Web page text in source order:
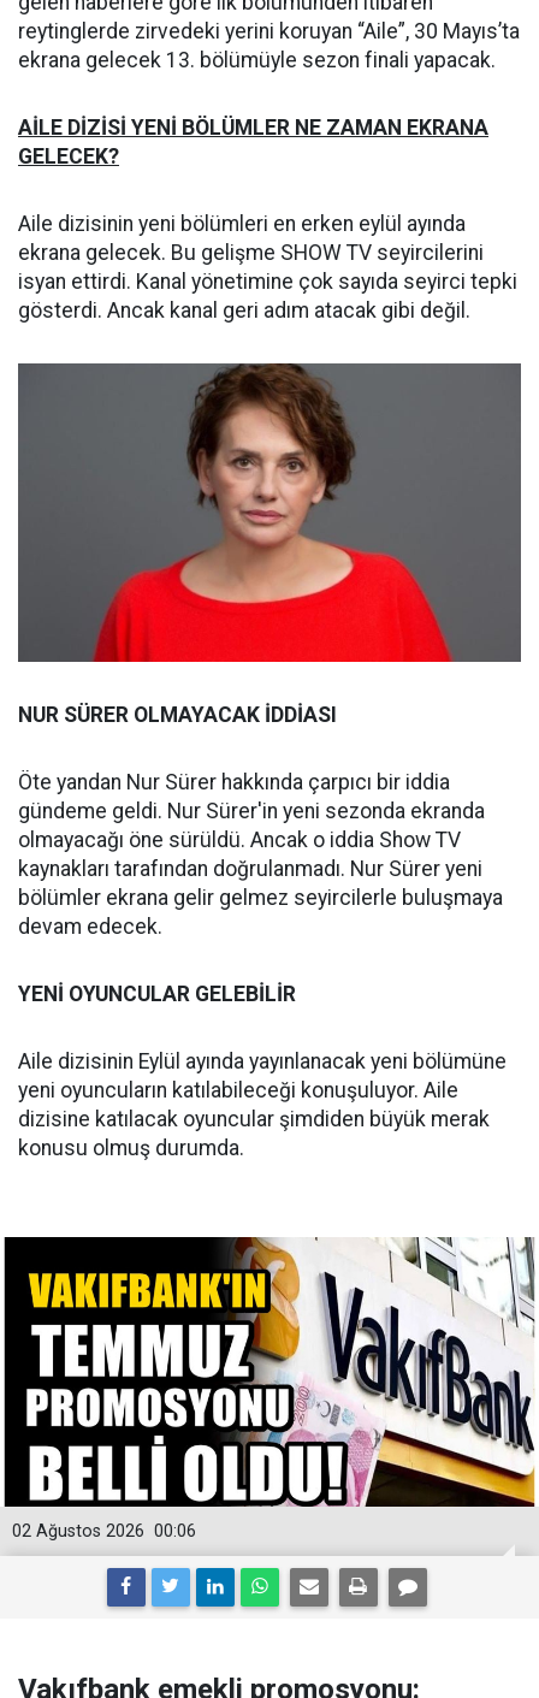
reytinglerde zirvedeki yerini koruyan “Aile”, 30 Mayıs’ta
ekrana gelecek 13. bölümüyle sezon finali yapacak.
AİLE DİZİSİ YENİ BÖLÜMLER NE ZAMAN EKRANA
GELECEK?
Aile dizisinin yeni bölümleri en erken eylül ayında
ekrana gelecek. Bu gelişme SHOW TV seyircilerini
isyan ettirdi. Kanal yönetimine çok sayıda seyirci tepki
gösterdi. Ancak kanal geri adım atacak gibi değil.
NUR SÜRER OLMAYACAK İDDİASI
Öte yandan Nur Sürer hakkında çarpıcı bir iddia
gündeme geldi. Nur Sürer'in yeni sezonda ekranda
olmayacağı öne sürüldü. Ancak o iddia Show TV
kaynakları tarafından doğrulanmadı. Nur Sürer yeni
bölümler ekrana gelir gelmez seyircilerle buluşmaya
devam edecek.
YENİ OYUNCULAR GELEBİLİR
Aile dizisinin Eylül ayında yayınlanacak yeni bölümüne
yeni oyuncuların katılabileceği konuşuluyor. Aile
dizisine katılacak oyuncular şimdiden büyük merak
konusu olmuş durumda.
00:06
02 Ağustos 2026
Vakıfbank emekli promosyonu: